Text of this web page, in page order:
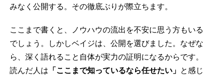
みなく公開する。その徹底ぶりが際立ちます。
ここまで書くと、ノウハウの流出を不安に思う方もいる
でしょう。しかしベイジは、公開を選びました。なぜな
ら、深く語れること自体が実力の証明になるからです。
読んだ人は 「ここまで知っているなら任せたい」 と感じ